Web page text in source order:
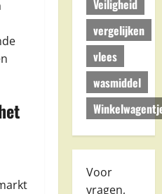
Veiligheid
vergelijken
vlees
wasmiddel
Voor
vragen,